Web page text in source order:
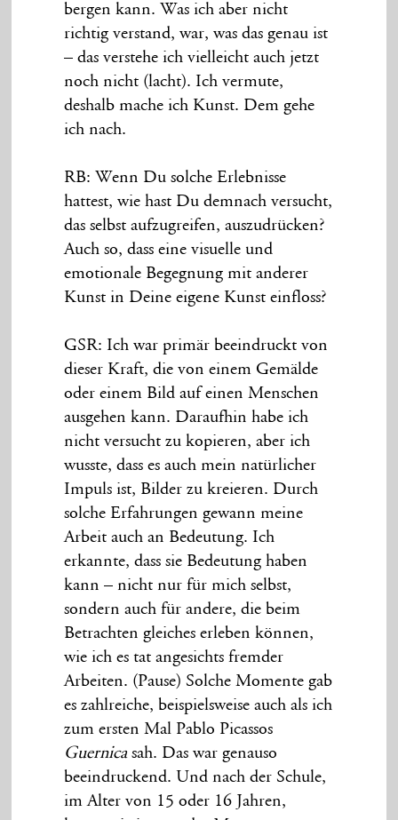
bergen kann. Was ich aber nicht
richtig verstand, war, was das genau ist
– das verstehe ich vielleicht auch jetzt
noch nicht (lacht). Ich vermute,
deshalb mache ich Kunst. Dem gehe
ich nach.
RB: Wenn Du solche Erlebnisse
hattest, wie hast Du demnach versucht,
das selbst aufzugreifen, auszudrücken?
Auch so, dass eine visuelle und
emotionale Begegnung mit anderer
Kunst in Deine eigene Kunst einfloss?
GSR: Ich war primär beeindruckt von
dieser Kraft, die von einem Gemälde
oder einem Bild auf einen Menschen
ausgehen kann. Daraufhin habe ich
nicht versucht zu kopieren, aber ich
wusste, dass es auch mein natürlicher
Impuls ist, Bilder zu kreieren. Durch
solche Erfahrungen gewann meine
Arbeit auch an Bedeutung. Ich
erkannte, dass sie Bedeutung haben
kann – nicht nur für mich selbst,
sondern auch für andere, die beim
Betrachten gleiches erleben können,
wie ich es tat angesichts fremder
Arbeiten. (Pause) Solche Momente gab
es zahlreiche, beispielsweise auch als ich
zum ersten Mal Pablo Picassos
Guernicasah. Das war genauso
beeindruckend. Und nach der Schule,
im Alter von 15 oder 16 Jahren,